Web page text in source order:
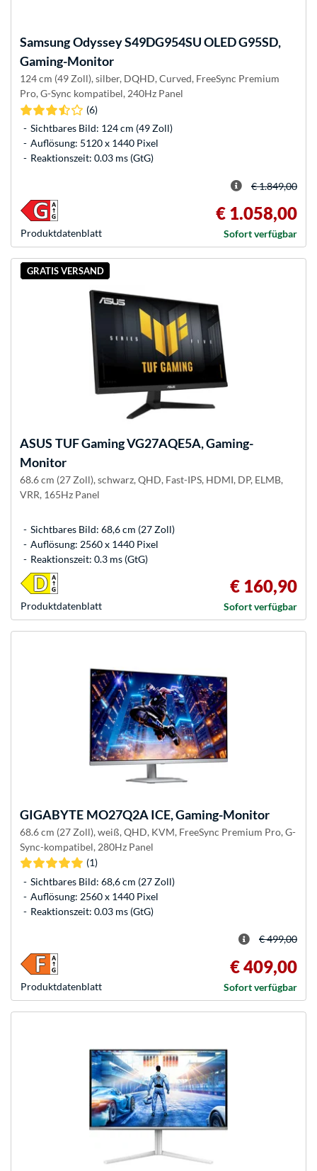
SamsungOdyssey S49DG954SU OLED G95SD,
Gaming-Monitor
124 cm (49 Zoll), silber, DQHD, Curved, FreeSync Premium
Pro, G-Sync kompatibel, 240Hz Panel
(6)
Sichtbares Bild: 124 cm (49 Zoll)
Auflösung: 5120 x 1440 Pixel
Reaktionszeit: 0.03 ms (GtG)
Produkt­datenblatt
€ 1.849,00
€ 1.058,00
Sofort verfügbar
GRATIS VERSAND
ASUS TUF Gaming VG27AQE5A, Gaming-
Monitor
68.6 cm (27 Zoll), schwarz, QHD, Fast-IPS, HDMI, DP, ELMB,
VRR, 165Hz Panel
Sichtbares Bild: 68,6 cm (27 Zoll)
Auflösung: 2560 x 1440 Pixel
Reaktionszeit: 0.3 ms (GtG)
Produkt­datenblatt
€ 160,90
Sofort verfügbar
GIGABYTE MO27Q2A ICE, Gaming-Monitor
68.6 cm (27 Zoll), weiß, QHD, KVM, FreeSync Premium Pro, G-
Sync-kompatibel, 280Hz Panel
(1)
Sichtbares Bild: 68,6 cm (27 Zoll)
Auflösung: 2560 x 1440 Pixel
Reaktionszeit: 0.03 ms (GtG)
Produkt­datenblatt
€ 499,00
€ 409,00
Sofort verfügbar